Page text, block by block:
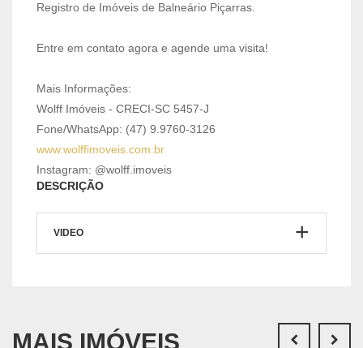
Registro de Imóveis de Balneário Piçarras.
Entre em contato agora e agende uma visita!
Mais Informações:
Wolff Imóveis - CRECI-SC 5457-J
Fone/WhatsApp: (47) 9.9760-3126
www.wolffimoveis.com.br
Instagram: @wolff.imoveis
DESCRIÇÃO
VIDEO
MAIS IMÓVEIS